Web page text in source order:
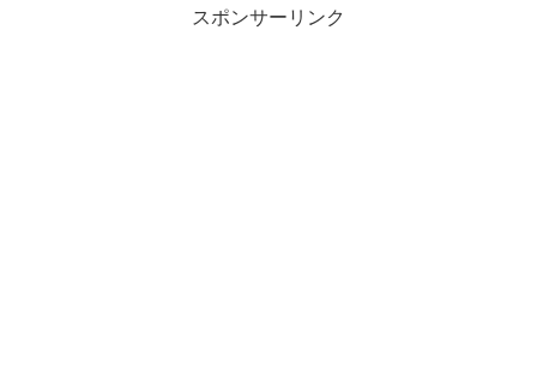
スポンサーリンク